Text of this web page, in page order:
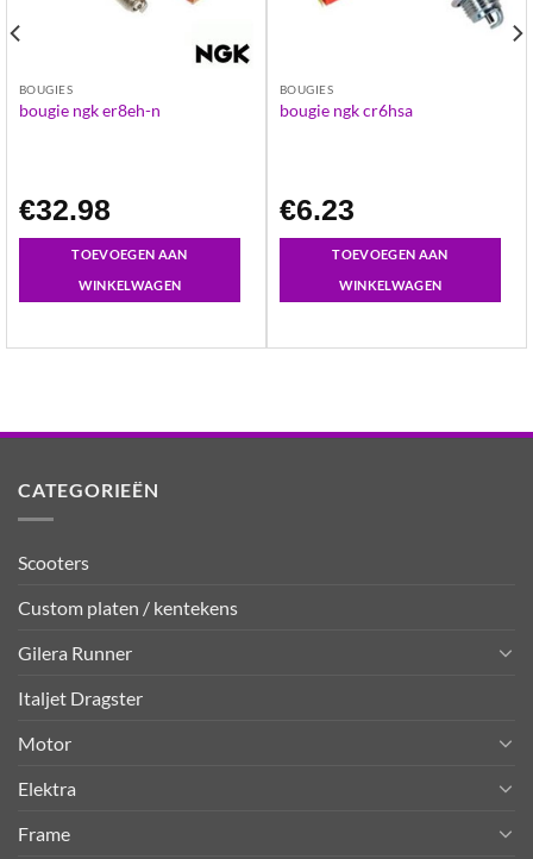
BOUGIES
bougie ngk er8eh-n
€32.98
TOEVOEGEN AAN
WINKELWAGEN
BOUGIES
bougie ngk cr6hsa
€6.23
TOEVOEGEN AAN
WINKELWAGEN
CATEGORIEËN
Scooters
Custom platen / kentekens
Gilera Runner
Italjet Dragster
Motor
Elektra
Frame